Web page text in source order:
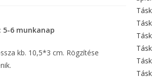
5-6 munkanap
kb. 10,5*3 cm. Rögzítése